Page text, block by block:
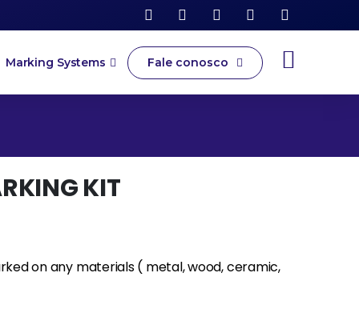
Marking Systems Fale conosco
KIT
on any materials ( metal, wood, ceramic,